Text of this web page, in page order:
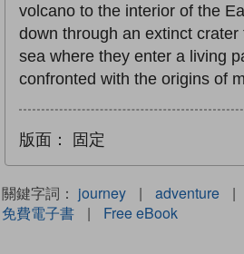
volcano to the interior of the
down through an extinct
sea where they enter a living
confronted with the origins of
版面： 固定
關鍵字詞： journey | adventure |
免費電子書
| Free eBook